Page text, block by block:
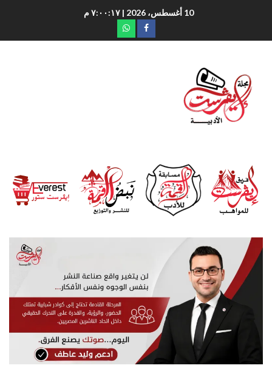
10 أغسطس، 2026 | ٧:٠٠:١٩ م